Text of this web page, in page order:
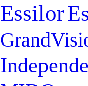
Essilor